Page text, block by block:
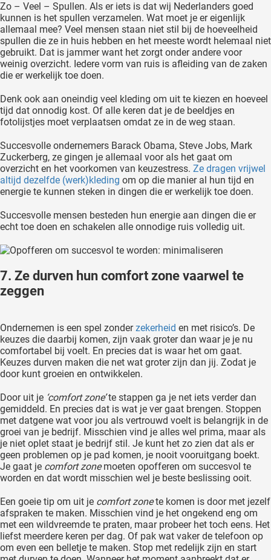
Zo – Veel – Spullen. Als er iets is dat wij Nederlanders goed
kunnen is het spullen verzamelen. Wat moet je er eigenlijk
allemaal mee? Veel mensen staan niet stil bij de hoeveelheid
spullen die ze in huis hebben en het meeste wordt helemaal niet
gebruikt. Dat is jammer want het zorgt onder andere voor
weinig overzicht. Iedere vorm van ruis is afleiding van de zaken
die er werkelijk toe doen.
Denk ook aan oneindig veel kleding om uit te kiezen en hoeveel
tijd dat onnodig kost. Of alle keren dat je de beeldjes en
fotolijstjes moet verplaatsen omdat ze in de weg staan.
Succesvolle ondernemers Barack Obama, Steve Jobs, Mark
Zuckerberg, ze gingen je allemaal voor als het gaat om
overzicht en het voorkomen van keuzestress. Ze dragen vrijwel
altijd dezelfde (werk)kleding om op die manier al hun tijd en
energie te kunnen steken in dingen die er werkelijk toe doen.
Succesvolle mensen besteden hun energie aan dingen die er
echt toe doen en schakelen alle onnodige ruis volledig uit.
7. Ze durven hun comfort zone vaarwel te
zeggen
Ondernemen is een spel zonderzekerheid en met risico’s. De
keuzes die daarbij komen, zijn vaak groter dan waar je je nu
comfortabel bij voelt. En precies dat is waar het om gaat.
Keuzes durven maken die net wat groter zijn dan jij. Zodat je
door kunt groeien en ontwikkelen.
Door uit je ‘comfort zone’te stappen ga je net iets verder dan
gemiddeld. En precies dat is wat je ver gaat brengen. Stoppen
met datgene wat voor jou als vertrouwd voelt is belangrijk in de
groei van je bedrijf. Misschien vind je alles wel prima, maar als
je niet oplet staat je bedrijf stil. Je kunt het zo zien dat als er
geen problemen op je pad komen, je nooit vooruitgang boekt.
Je gaat je comfort zonemoeten opofferen om succesvol te
worden en dat wordt misschien wel je beste beslissing ooit.
Een goeie tip om uit je comfort zonete komen is door met jezelf
afspraken te maken. Misschien vind je het ongekend eng om
met een wildvreemde te praten, maar probeer het toch eens. Het
liefst meerdere keren per dag. Of pak wat vaker de telefoon op
om even een belletje te maken. Stop met redelijk zijn en start